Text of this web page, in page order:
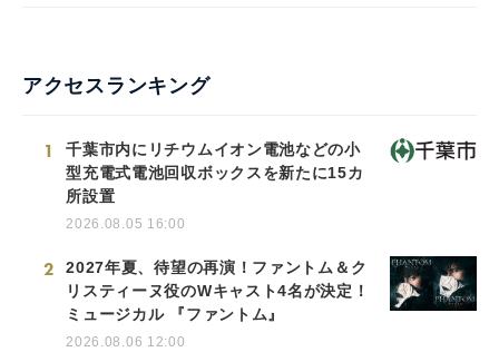
アクセスランキング
1
千葉市内にリチウムイオン電池などの小
型充電式電池回収ボックスを新たに15カ
所設置
2026.08.05 16:00
2
2027年夏、待望の再演！ファントム＆ク
リスティーヌ役のWキャスト4名が決定！
ミュージカル 『ファントム』
2026.08.06 12:00